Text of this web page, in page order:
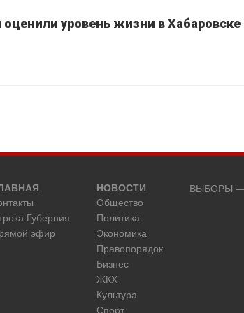
уровень жизни в Хабаровске
эфир
НОВОСТИ
Общество
Политика
Экономика
Правопорядок
Бизнес
ЖКХ
Культура
Спорт
ВЫБОРЫ —